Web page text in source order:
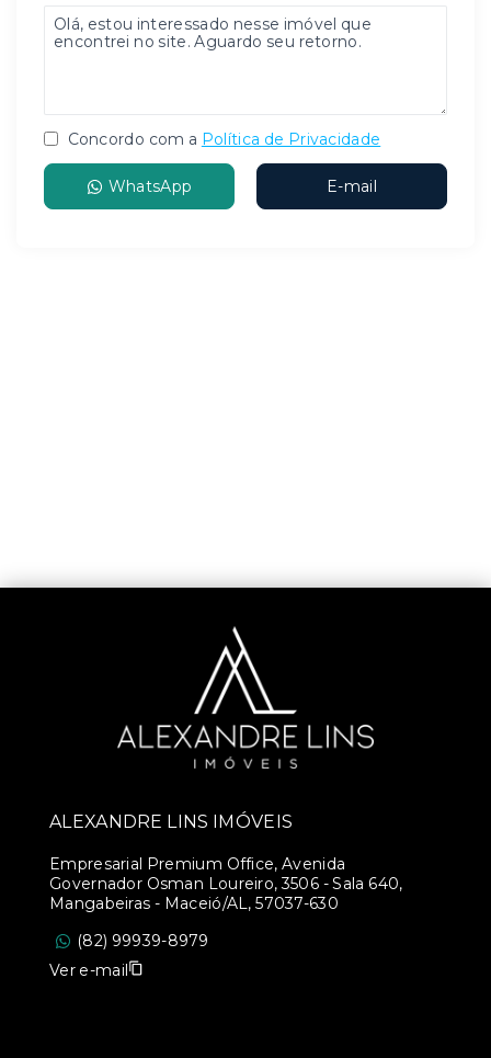
Concordo com a Política de Privacidade
WhatsApp E-mail
ALEXANDRE LINS IMÓVEIS
Empresarial Premium Office, Avenida
Governador Osman Loureiro, 3506 - Sala 640,
Mangabeiras - Maceió/AL, 57037-630
(82) 99939-8979
Ver e-mail